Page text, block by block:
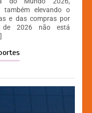
também elevando o
e das compras por
2026 não está